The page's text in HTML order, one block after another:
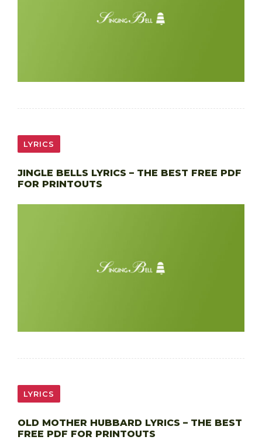
LYRICS
JINGLE BELLS LYRICS – THE BEST FREE PDF
FOR PRINTOUTS
LYRICS
OLD MOTHER HUBBARD LYRICS – THE BEST
FREE PDF FOR PRINTOUTS